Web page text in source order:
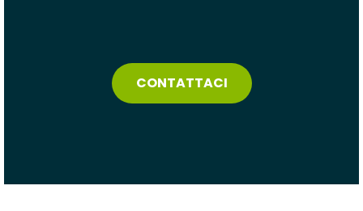
CONTATTACI